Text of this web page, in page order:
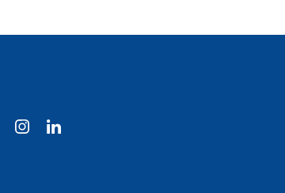
YouTube Instagram